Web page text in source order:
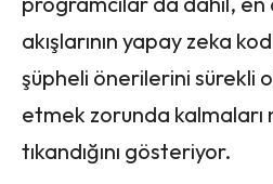
akışlarının yapay zeka
şüpheli önerilerini sürekli
etmek zorunda kalmaları
tıkandığını gösteriyor.